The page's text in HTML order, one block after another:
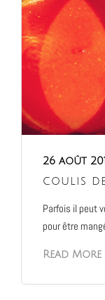
26 août
coulis
Parfois il peut
pour être
Read More